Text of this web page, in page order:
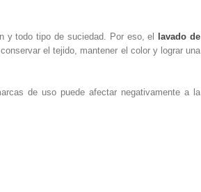
y todo tipo de suciedad. Por eso, el lavado de
el tejido, mantener el color y lograr una
de uso puede afectar negativamente a la